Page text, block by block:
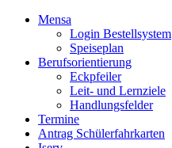
Mensa
Login Bestellsystem
Speiseplan
Berufsorientierung
Eckpfeiler
Leit- und Lernziele
Handlungsfelder
Termine
Antrag Schülerfahrkarten